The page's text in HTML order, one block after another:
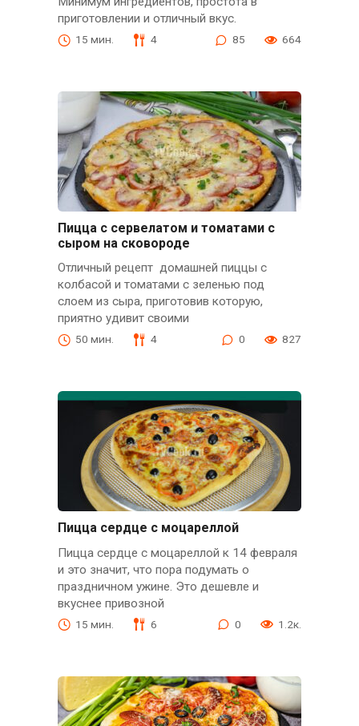
приготовлении и отличный вкус.
15 мин. 4 85 664
Пицца с сервелатом и томатами с
сыром на сковороде
Отличный рецепт домашней пиццы с
колбасой и томатами с зеленью под
слоем из сыра, приготовив которую,
приятно удивит своими
50 мин. 4 0 827
Пицца сердце с моцареллой
Пицца сердце с моцареллой к 14 февраля
и это значит, что пора подумать о
праздничном ужине. Это дешевле и
вкуснее привозной
15 мин. 6 0 1.2к.